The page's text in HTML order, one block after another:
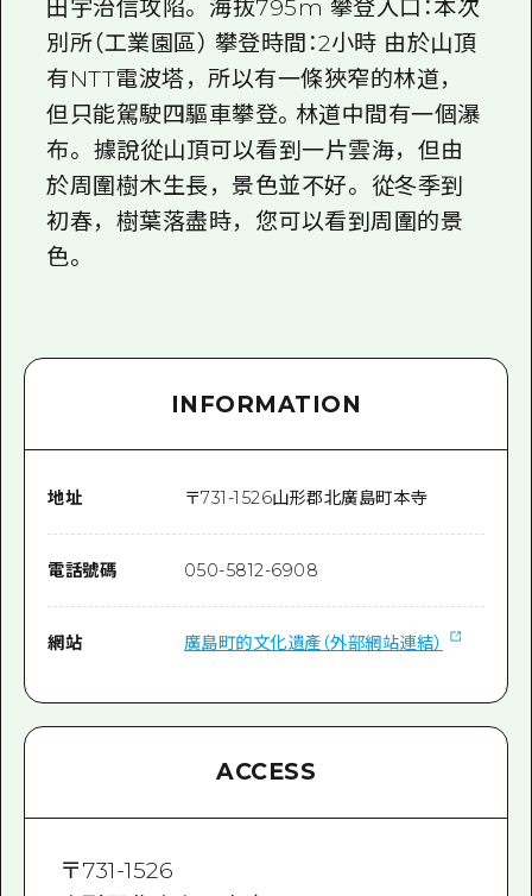
照片下載
災難發生期間的交通資訊
廣島縣觀光宣傳冊
田宇治信攻陷。 海拔795m 攀登入口：本次
別所（工業園區） 攀登時間：2小時 由於山頂
有NTT電波塔，所以有一條狹窄的林道，
但只能駕駛四驅車攀登。林道中間有一個瀑
布。 據說從山頂可以看到一片雲海，但由
於周圍樹木生長，景色並不好。 從冬季到
初春，樹葉落盡時，您可以看到周圍的景
色。
INFORMATION
地址 〒731-1526山形郡北廣島町本寺
電話號碼 050-5812-6908
網站 廣島町的文化遺產（外部網站連結）
ACCESS
〒731-1526